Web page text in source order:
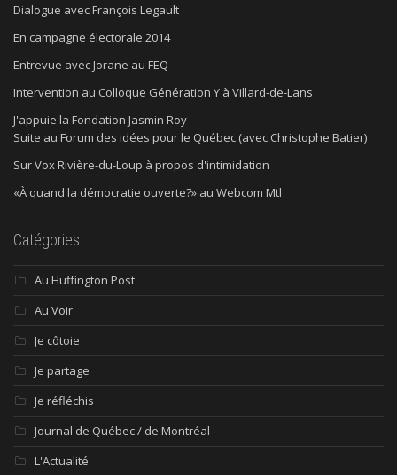
Dialogue avec François Legault
En campagne électorale 2014
Entrevue avec Jorane au FEQ
Intervention au Colloque Génération Y à Villard-de-Lans
J'appuie la Fondation Jasmin Roy
Suite au Forum des idées pour le Québec (avec Christophe Batier)
Sur Vox Rivière-du-Loup à propos d'intimidation
«À quand la démocratie ouverte?» au Webcom Mtl
Catégories
Au Huffington Post
Au Voir
Je côtoie
Je partage
Je réfléchis
Journal de Québec / de Montréal
L'Actualité